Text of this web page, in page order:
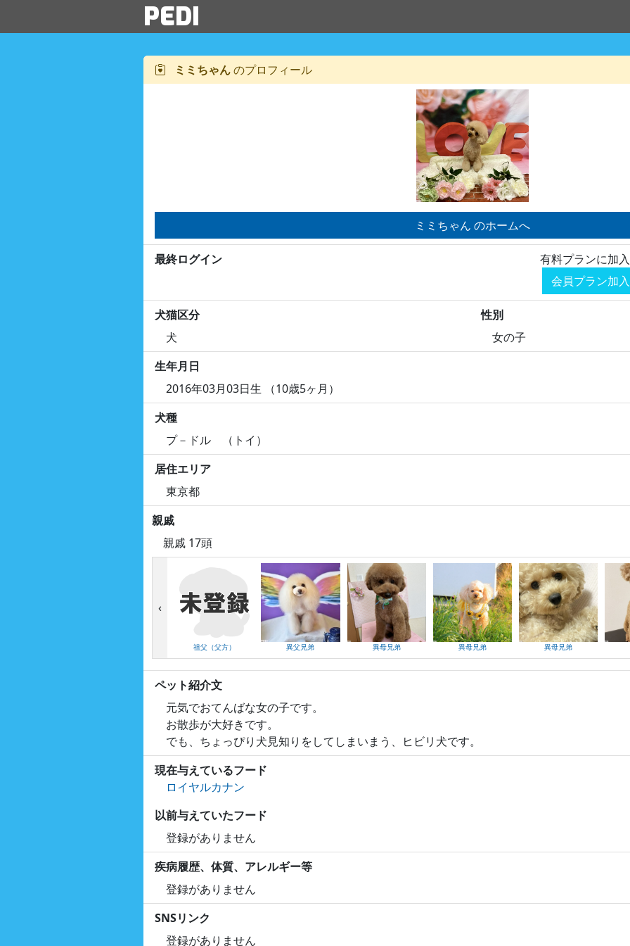
PEDI
ミミちゃんのプロフィール
ミミちゃん のホームへ
最終ログイン
有料プランに加
会員プラン加
犬猫区分
犬
性別
女の子
生年月日
2016年03月03日生 （10歳5ヶ月）
犬種
プ－ドル （トイ）
居住エリア
東京都
親戚
親戚 17頭
祖父（父方） 異父兄弟 異母兄弟 異母兄弟 異母兄弟
‹
ペット紹介文
元気でおてんばな女の子です。
お散歩が大好きです。
でも、ちょっぴり犬見知りをしてしまいまう、ヒビリ犬です。
現在与えているフード
ロイヤルカナン
以前与えていたフード
登録がありません
疾病履歴、体質、アレルギー等
登録がありません
SNSリンク
登録がありません